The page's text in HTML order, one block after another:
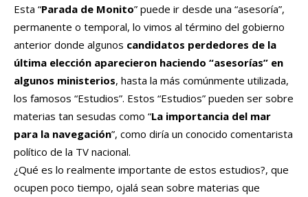
Esta “Parada de Monito” puede ir desde una “asesoría”,
permanente o temporal, lo vimos al término del gobierno
anterior donde algunos candidatos perdedores de la
última elección aparecieron haciendo “asesorías” en
algunos ministerios, hasta la más comúnmente utilizada,
los famosos “Estudios”. Estos “Estudios” pueden ser sobre
materias tan sesudas como “La importancia del mar
para la navegación”, como diría un conocido comentarista
político de la TV nacional.
¿Qué es lo realmente importante de estos estudios?, que
ocupen poco tiempo, ojalá sean sobre materias que